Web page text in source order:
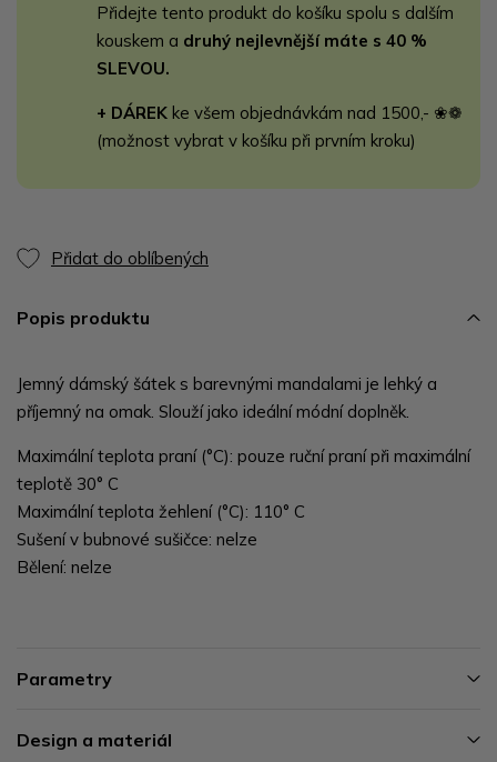
Přidejte tento produkt do košíku spolu s dalším
kouskem a druhý nejlevnější máte s 40 %
SLEVOU.
+ DÁREK ke všem objednávkám nad 1500,- ❀❁
(možnost vybrat v košíku při prvním kroku)
Přidat do oblíbených
Popis produktu
Jemný dámský šátek s barevnými mandalami je lehký a
příjemný na omak. Slouží jako ideální módní doplněk.
Maximální teplota praní (°C): pouze ruční praní při maximální
teplotě 30° C
Maximální teplota žehlení (°C): 110° C
Sušení v bubnové sušičce: nelze
Bělení: nelze
Parametry
Design a materiál